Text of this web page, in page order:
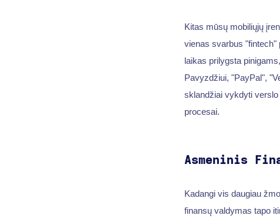
Kitas mūsų mobiliųjų
vienas svarbus "fintech"
laikas prilygsta
Pavyzdžiui, "PayPal",
sklandžiai vykdyti
procesai.
Asmeninis
Kadangi vis daugiau
finansų valdymas tapo